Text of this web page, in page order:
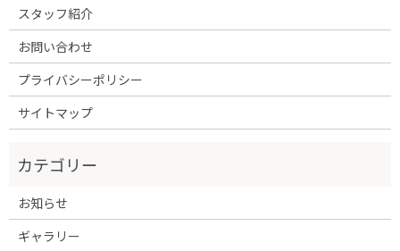
スタッフ紹介
お問い合わせ
プライバシーポリシー
サイトマップ
お知らせ
ギャラリー